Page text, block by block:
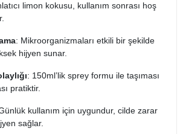
limon kokusu, kullanım sonrası hoş
: Mikroorganizmaları etkili bir şekilde
hijyen sunar.
: 150ml’lik sprey formu ile taşıması
pratiktir.
kullanım için uygundur, cilde zarar
sağlar.